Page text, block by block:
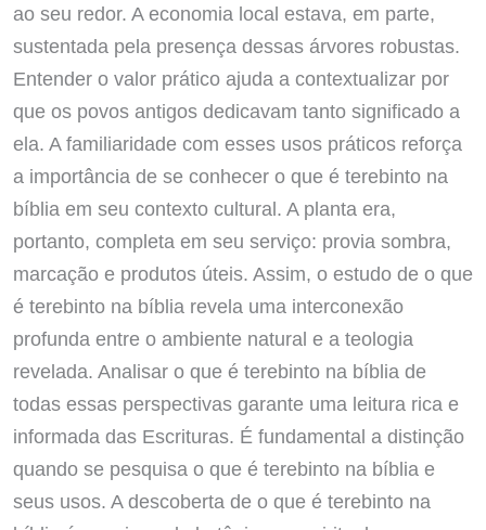
ao seu redor. A economia local estava, em parte,
sustentada pela presença dessas árvores robustas.
Entender o valor prático ajuda a contextualizar por
que os povos antigos dedicavam tanto significado a
ela. A familiaridade com esses usos práticos reforça
a importância de se conhecer o que é terebinto na
bíblia em seu contexto cultural. A planta era,
portanto, completa em seu serviço: provia sombra,
marcação e produtos úteis. Assim, o estudo de o que
é terebinto na bíblia revela uma interconexão
profunda entre o ambiente natural e a teologia
revelada. Analisar o que é terebinto na bíblia de
todas essas perspectivas garante uma leitura rica e
informada das Escrituras. É fundamental a distinção
quando se pesquisa o que é terebinto na bíblia e
seus usos. A descoberta de o que é terebinto na